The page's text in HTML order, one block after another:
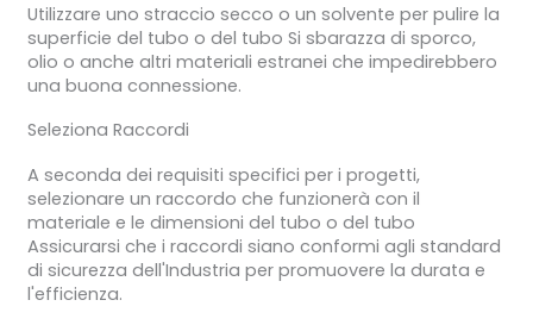
Utilizzare uno straccio secco o un solvente per pulire la
superficie del tubo o del tubo Si sbarazza di sporco,
olio o anche altri materiali estranei che impedirebbero
una buona connessione.
Seleziona Raccordi
A seconda dei requisiti specifici per i progetti,
selezionare un raccordo che funzionerà con il
materiale e le dimensioni del tubo o del tubo
Assicurarsi che i raccordi siano conformi agli standard
di sicurezza dell'Industria per promuovere la durata e
l'efficienza.